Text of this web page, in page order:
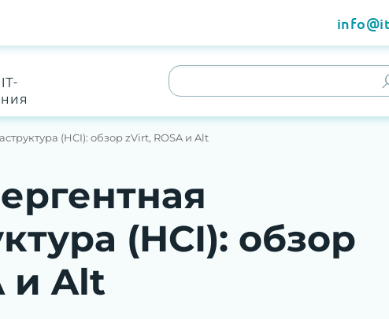
(HCI): обзор zVirt, ROSA и Alt
(HCI): обзор
и Alt